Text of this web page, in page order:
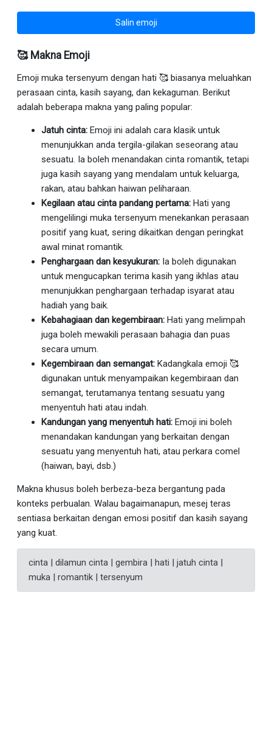
Salin emoji
🥰 Makna Emoji
Emoji muka tersenyum dengan hati 🥰 biasanya meluahkan
perasaan cinta, kasih sayang, dan kekaguman. Berikut
adalah beberapa makna yang paling popular:
Jatuh cinta: Emoji ini adalah cara klasik untuk
menunjukkan anda tergila-gilakan seseorang atau
sesuatu. Ia boleh menandakan cinta romantik, tetapi
juga kasih sayang yang mendalam untuk keluarga,
rakan, atau bahkan haiwan peliharaan.
Kegilaan atau cinta pandang pertama: Hati yang
mengelilingi muka tersenyum menekankan perasaan
positif yang kuat, sering dikaitkan dengan peringkat
awal minat romantik.
Penghargaan dan kesyukuran: Ia boleh digunakan
untuk mengucapkan terima kasih yang ikhlas atau
menunjukkan penghargaan terhadap isyarat atau
hadiah yang baik.
Kebahagiaan dan kegembiraan: Hati yang melimpah
juga boleh mewakili perasaan bahagia dan puas
secara umum.
Kegembiraan dan semangat: Kadangkala emoji 🥰
digunakan untuk menyampaikan kegembiraan dan
semangat, terutamanya tentang sesuatu yang
menyentuh hati atau indah.
Kandungan yang menyentuh hati: Emoji ini boleh
menandakan kandungan yang berkaitan dengan
sesuatu yang menyentuh hati, atau perkara comel
(haiwan, bayi, dsb.)
Makna khusus boleh berbeza-beza bergantung pada
konteks perbualan. Walau bagaimanapun, mesej teras
sentiasa berkaitan dengan emosi positif dan kasih sayang
yang kuat.
cinta | dilamun cinta | gembira | hati | jatuh cinta |
muka | romantik | tersenyum